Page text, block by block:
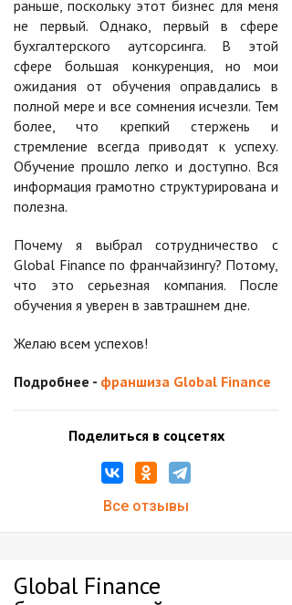
раньше, поскольку этот бизнес для меня
не первый. Однако, первый в сфере
бухгалтерского аутсорсинга. В этой
сфере большая конкуренция, но мои
ожидания от обучения оправдались в
полной мере и все сомнения исчезли. Тем
более, что крепкий стержень и
стремление всегда приводят к успеху.
Обучение прошло легко и доступно. Вся
информация грамотно структурирована и
полезна.
Почему я выбрал сотрудничество с
Global Finance по франчайзингу? Потому,
что это серьезная компания. После
обучения я уверен в завтрашнем дне.
Желаю всем успехов!
Подробнее - франшиза Global Finance
Поделиться в соцсетях
Все отзывы
Global Finance